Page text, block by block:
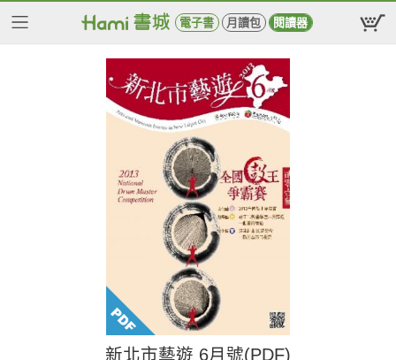
電子書 月讀包 閱讀器
新北市藝遊 6月號(PDF)